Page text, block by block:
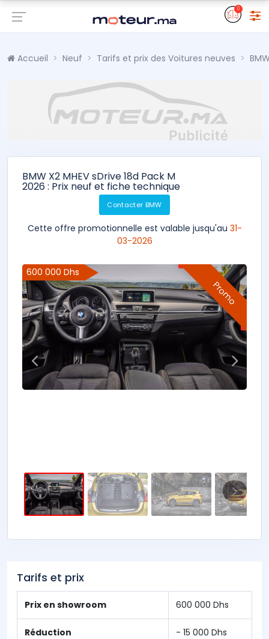
0
Accueil Neuf Tarifs et prix des Voitures neuves
BMW X2 MHEV sDrive 18d Pack M
2026 : Prix neuf et fiche technique
Contacter BMW
Cette offre promotionnelle est valable jusqu'au 31-
03-2026
Promo
600 000 Dhs
Tarifs et prix
Prix en showroom 600 000 Dhs
Réduction - 15 000 Dhs